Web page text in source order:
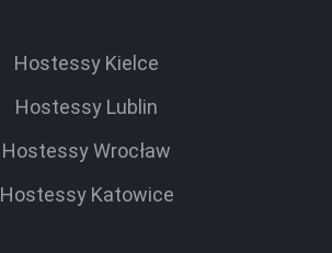
Hostessy Kielce
Hostessy Lublin
Hostessy Wrocław
Hostessy Katowice